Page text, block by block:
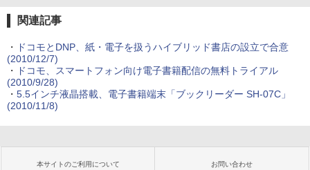
関連記事
・
ドコモとDNP、紙・電子を扱うハイブリッド書店の設立で合意
(2010/12/7)
・
ドコモ、スマートフォン向け電子書籍配信の無料トライアル
(2010/9/28)
・ 5.5インチ液晶搭載、電子書籍端末「ブックリーダー SH-07C」
(2010/11/8)
本サイトのご利用について お問い合わせ